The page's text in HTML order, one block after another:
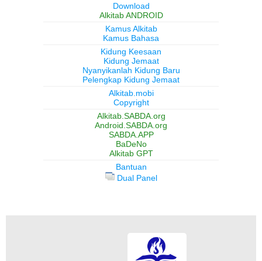
Download
Alkitab ANDROID
Kamus Alkitab
Kamus Bahasa
Kidung Keesaan
Kidung Jemaat
Nyanyikanlah Kidung Baru
Pelengkap Kidung Jemaat
Alkitab.mobi
Copyright
Alkitab.SABDA.org
Android.SABDA.org
SABDA.APP
BaDeNo
Alkitab GPT
Bantuan
Dual Panel